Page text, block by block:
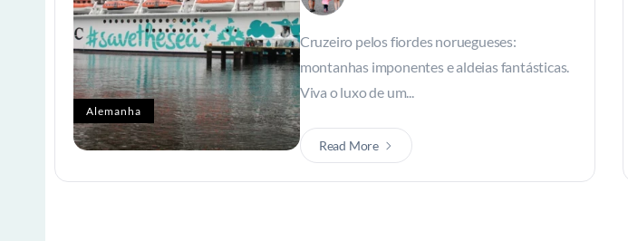
Alemanha
Cruzeiro pelos fiordes noruegueses:
montanhas imponentes e aldeias fantásticas.
Viva o luxo de um...
Read More